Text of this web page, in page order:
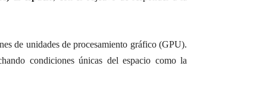
de unidades de procesamiento gráfico (GPU).
condiciones únicas del espacio como la